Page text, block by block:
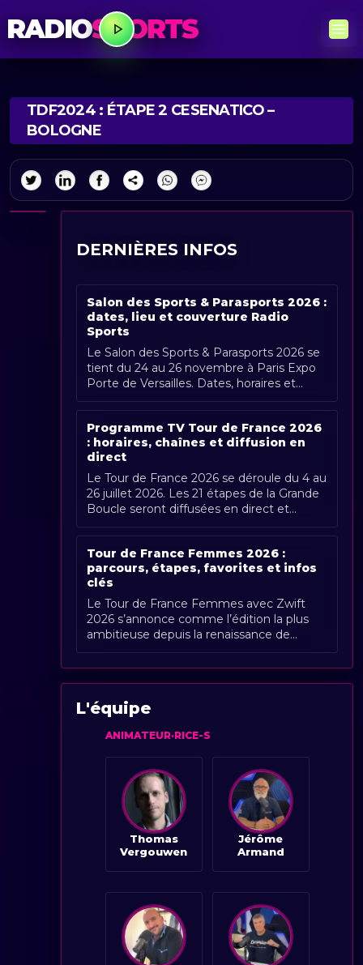
RADIOSPORTS
TDF2024 : ÉTAPE 2 CESENATICO –
BOLOGNE
DERNIÈRES INFOS
Salon des Sports & Parasports 2026 :
dates, lieu et couverture Radio
Sports
Le Salon des Sports & Parasports 2026 se
tient du 24 au 26 novembre à Paris Expo
Porte de Versailles. Dates, horaires et
couverture Radio Sports.
Programme TV Tour de France 2026
: horaires, chaînes et diffusion en
direct
Le Tour de France 2026 se déroule du 4 au
26 juillet 2026. Les 21 étapes de la Grande
Boucle seront diffusées en direct et
gratuitement en France par France [...]
Tour de France Femmes 2026 :
parcours, étapes, favorites et infos
clés
Le Tour de France Femmes avec Zwift
2026 s’annonce comme l’édition la plus
ambitieuse depuis la renaissance de
l’épreuve. Organisée du 1er au 9 août
2026, [...]
L'équipe
ANIMATEUR·RICE-S
Thomas
Vergouwen
Jérôme
Armand